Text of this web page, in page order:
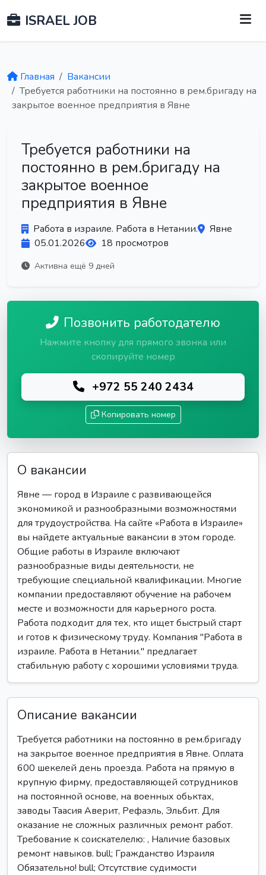
ISRAEL JOB
Главная
Вакансии
Требуется работники на постоянно в рем.бригаду на
закрытое военное предприятия в Явне
Требуется работники на
постоянно в рем.бригаду на
закрытое военное
предприятия в Явне
Работа в израиле. Работа в Нетании.
Явне
05.01.2026
18 просмотров
Активна ещё 9 дней
Позвонить работодателю
Нажмите кнопку для прямого звонка или
скопируйте номер
+972 55 240 2434
Копировать номер
О вакансии
Явне — город в Израиле с развивающейся
экономикой и разнообразными возможностями
для трудоустройства. На сайте «Работа в Израиле»
вы найдете актуальные вакансии в этом городе.
Общие работы в Израиле включают
разнообразные виды деятельности, не
требующие специальной квалификации. Многие
компании предоставляют обучение на рабочем
месте и возможности для карьерного роста.
Работа подходит для тех, кто ищет быстрый старт
и готов к физическому труду. Компания "Работа в
израиле. Работа в Нетании." предлагает
стабильную работу с хорошими условиями труда.
Описание вакансии
Требуется работники на постоянно в рем.бригаду
на закрытое военное предприятия в Явне. Оплата
600 шекелей день проезда. Работа на прямую в
крупную фирму, предоставляющей сотрудников
на постоянной основе, на военных обьктах,
заводы Таасия Аверит, Рефаэль, Эльбит. Для
оказание не сложных различных ремонт работ.
Требование к соискателелю: , Наличие базовых
ремонт навыков. bull; Гражданство Израиля
Обязательно! bull; Отсутствие судимости